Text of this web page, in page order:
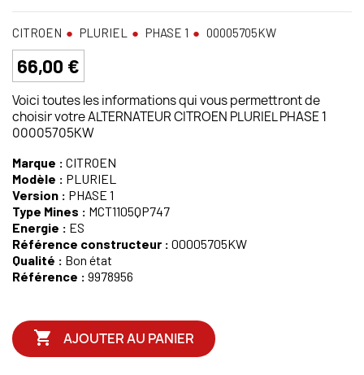
CITROEN PLURIEL PHASE 1 00005705KW
66,00 €
Voici toutes les informations qui vous permettront de
choisir votre ALTERNATEUR CITROEN PLURIEL PHASE 1
00005705KW
Marque : CITROEN
Modèle : PLURIEL
Version : PHASE 1
Type Mines : MCT1105QP747
Energie : ES
Référence constructeur : 00005705KW
Qualité : Bon état
Référence : 9978956
 AJOUTER AU PANIER